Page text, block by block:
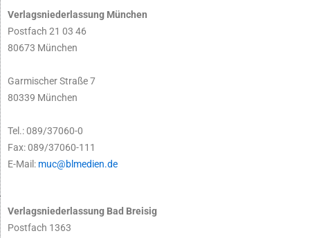
Verlagsniederlassung München
Postfach 21 03 46
80673 München
Garmischer Straße 7
80339 München
Tel.: 089/37060-0
Fax: 089/37060-111
E-Mail: muc@blmedien.de
Verlagsniederlassung Bad Breisig
Postfach 1363